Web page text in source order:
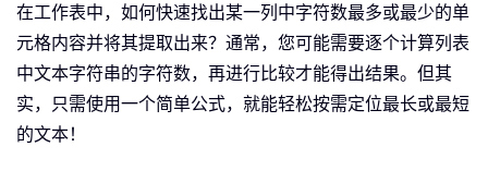
在工作表中，如何快速找出某一列中字符数最多或最少的单
元格内容并将其提取出来？通常，您可能需要逐个计算列表
中文本字符串的字符数，再进行比较才能得出结果。但其
实，只需使用一个简单公式，就能轻松按需定位最长或最短
的文本！